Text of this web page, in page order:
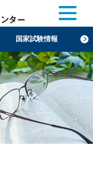
国家試験情報